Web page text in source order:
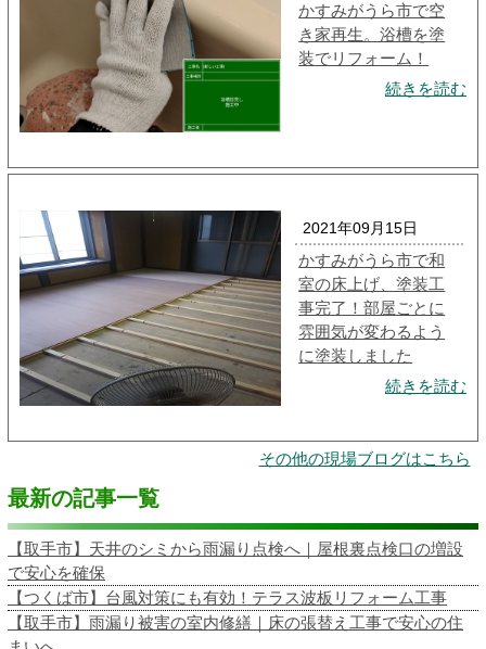
かすみがうら市で空
き家再生。浴槽を塗
装でリフォーム！
続きを読む
2021年09月15日
かすみがうら市で和
室の床上げ、塗装工
事完了！部屋ごとに
雰囲気が変わるよう
に塗装しました
続きを読む
その他の現場ブログはこちら
最新の記事一覧
【取手市】天井のシミから雨漏り点検へ｜屋根裏点検口の増設
で安心を確保
【つくば市】台風対策にも有効！テラス波板リフォーム工事
【取手市】雨漏り被害の室内修繕｜床の張替え工事で安心の住